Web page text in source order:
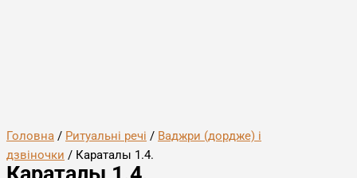
Головна / Ритуальні речі / Ваджри (дордже) і
дзвіночки / Караталы 1.4.